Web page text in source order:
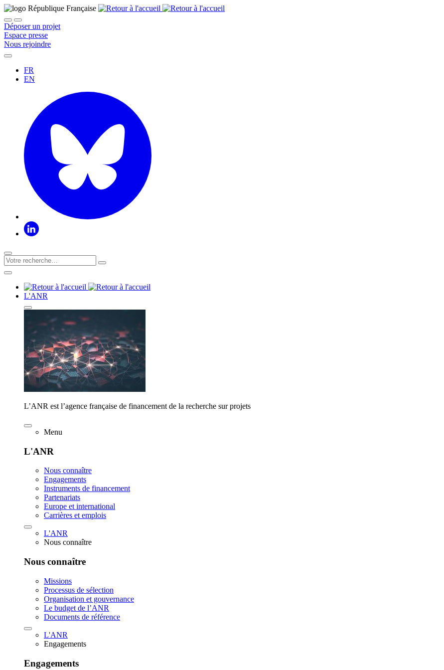
Déposer un projet
Espace presse
Nous rejoindre
FR
EN
L'ANR
L’ANR est l’agence française de financement de la recherche sur projets
Menu
L'ANR
Nous connaître
Engagements
Instruments de financement
Partenariats
Europe et international
Carrières et emplois
L'ANR
Nous connaître
Nous connaître
Missions
Processus de sélection
Organisation et gouvernance
Le budget de l’ANR
Documents de référence
L'ANR
Engagements
Engagements